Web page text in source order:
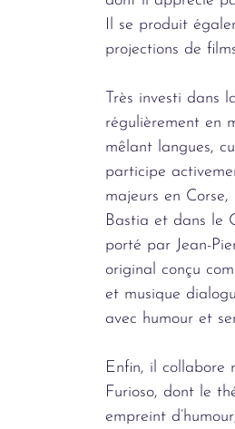
Il se produit
projections de
Très investi dans
régulièrement en
mêlant langues,
participe
majeurs en
Bastia et dans le
porté par Jean-
original conçu
et musique
avec humour et
Enfin, il collabore
Furioso, dont le
empreint